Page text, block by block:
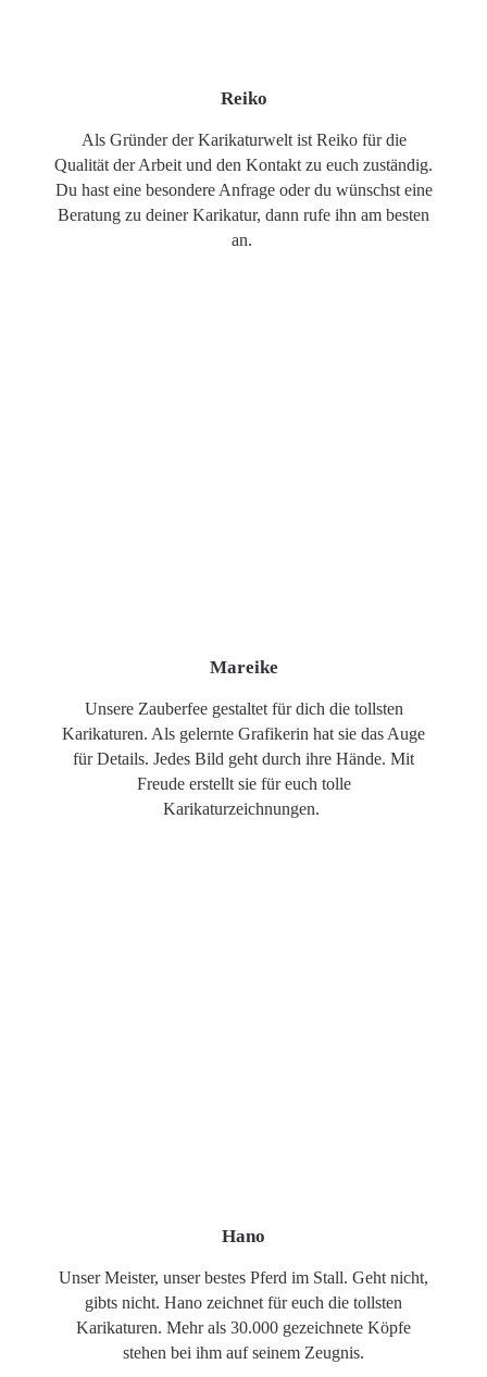
Reiko
Als Gründer der Karikaturwelt ist Reiko für die
Qualität der Arbeit und den Kontakt zu euch zuständig.
Du hast eine besondere Anfrage oder du wünschst eine
Beratung zu deiner Karikatur, dann rufe ihn am besten
an.
Mareike
Unsere Zauberfee gestaltet für dich die tollsten
Karikaturen. Als gelernte Grafikerin hat sie das Auge
für Details. Jedes Bild geht durch ihre Hände. Mit
Freude erstellt sie für euch tolle
Karikaturzeichnungen.
Hano
Unser Meister, unser bestes Pferd im Stall. Geht nicht,
gibts nicht. Hano zeichnet für euch die tollsten
Karikaturen. Mehr als 30.000 gezeichnete Köpfe
stehen bei ihm auf seinem Zeugnis.